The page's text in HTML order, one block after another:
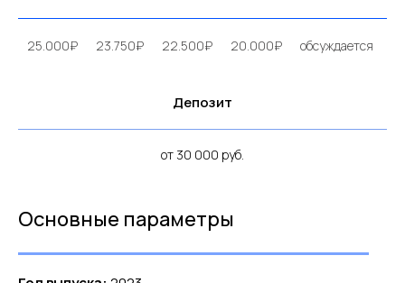
25.000₽ 23.750₽ 22.500₽ 20.000₽ обсуждается
Депозит
от 30 000 руб.
Основные параметры